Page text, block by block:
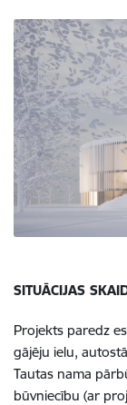
SITUĀCIJAS
Projekts paredz
gājēju ielu,
Tautas nama
būvniecību (ar